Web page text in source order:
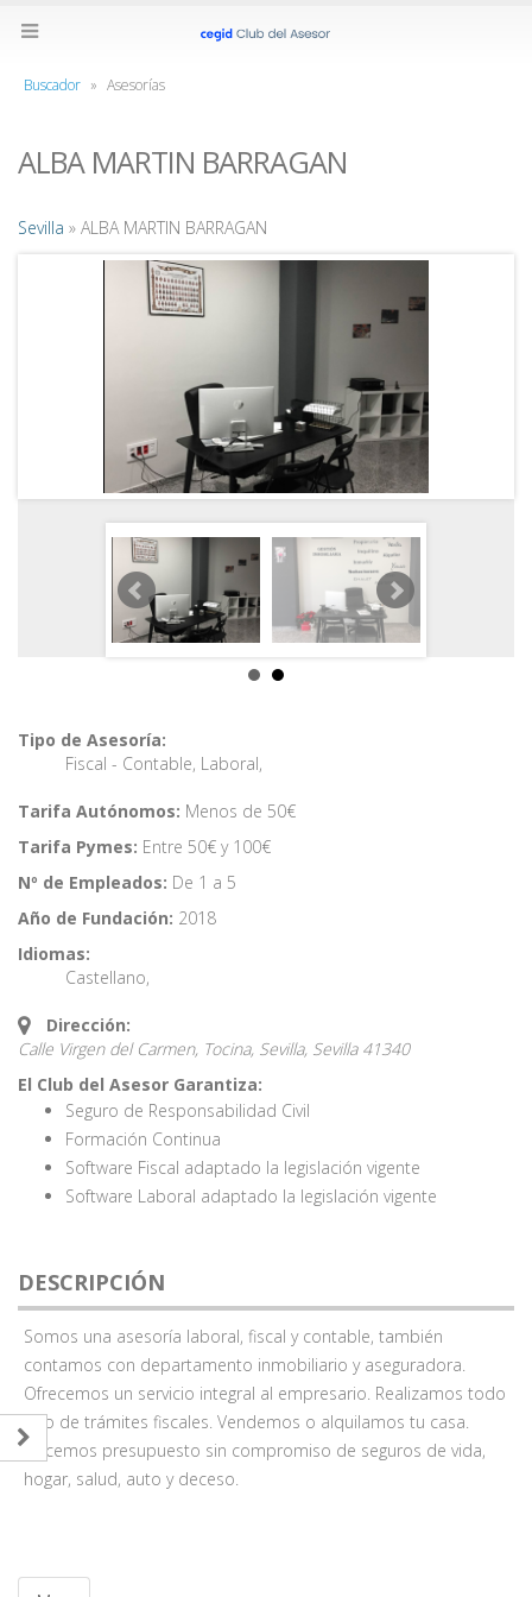
Buscador » Asesorías
ALBA MARTIN BARRAGAN
Sevilla » ALBA MARTIN BARRAGAN
Tipo de Asesoría:
Fiscal - Contable, Laboral,
Tarifa Autónomos: Menos de 50€
Tarifa Pymes: Entre 50€ y 100€
Nº de Empleados: De 1 a 5
Año de Fundación: 2018
Idiomas:
Castellano,
Dirección:
Calle Virgen del Carmen, Tocina, Sevilla, Sevilla 41340
El Club del Asesor Garantiza:
Seguro de Responsabilidad Civil
Formación Continua
Software Fiscal adaptado la legislación vigente
Software Laboral adaptado la legislación vigente
DESCRIPCIÓN
Somos una asesoría laboral, fiscal y contable, también
contamos con departamento inmobiliario y aseguradora.
Ofrecemos un servicio integral al empresario. Realizamos todo
tipo de trámites fiscales. Vendemos o alquilamos tu casa.
Hacemos presupuesto sin compromiso de seguros de vida,
hogar, salud, auto y deceso.